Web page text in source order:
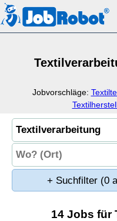
Jobvorschläge:
+ Suchfilter (0
14 Jobs für